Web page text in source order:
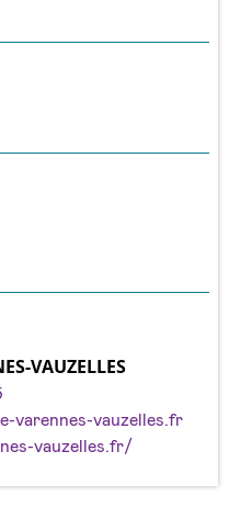
VAUZELLES
varennes-vauzelles.fr
vauzelles.fr/